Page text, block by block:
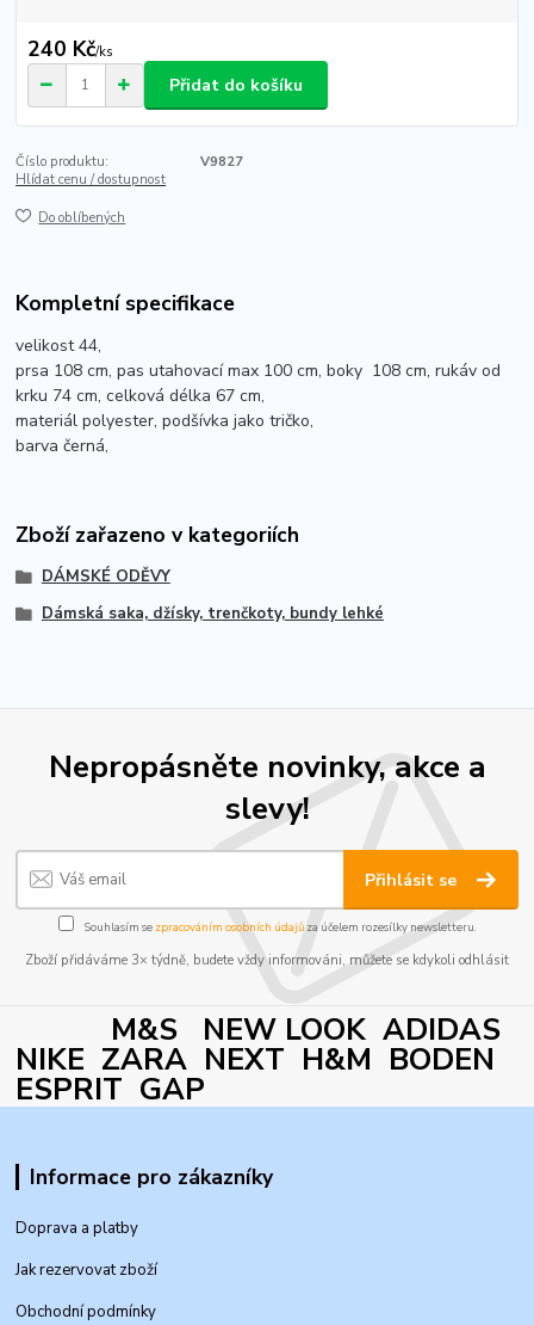
240 Kč/ks
Přidat do košíku
Číslo produktu:
V9827
Hlídat cenu / dostupnost
Do oblíbených
Kompletní specifikace
velikost 44,
prsa 108 cm, pas utahovací max 100 cm, boky 108 cm, rukáv od
krku 74 cm, celková délka 67 cm,
materiál polyester, podšívka jako tričko,
barva černá,
Zboží zařazeno v kategoriích
DÁMSKÉ ODĚVY
Dámská saka, džísky, trenčkoty, bundy lehké
Nepropásněte novinky, akce a
slevy!
Přihlásit se
Souhlasím se zpracováním osobních údajůza účelem rozesílky newsletteru.
Zboží přidáváme 3× týdně, budete vždy informováni, můžete se kdykoli odhlásit
M&S NEW LOOK ADIDAS
NIKE ZARA NEXT H&M BODEN
ESPRIT GAP
Informace pro zákazníky
Doprava a platby
Jak rezervovat zboží
Obchodní podmínky